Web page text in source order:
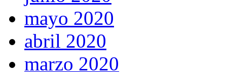
mayo 2020
abril 2020
marzo 2020